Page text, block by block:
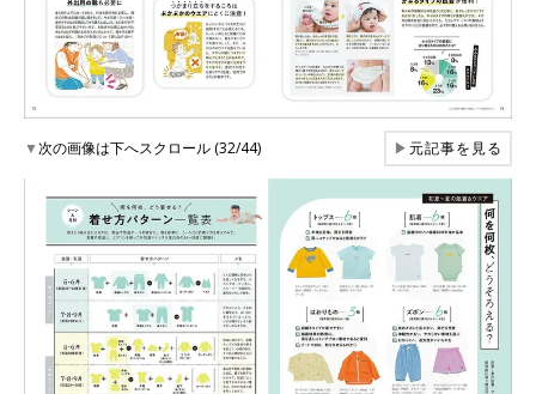
▼次の画像は下へスクロール (32/44) ▶元記事を見る